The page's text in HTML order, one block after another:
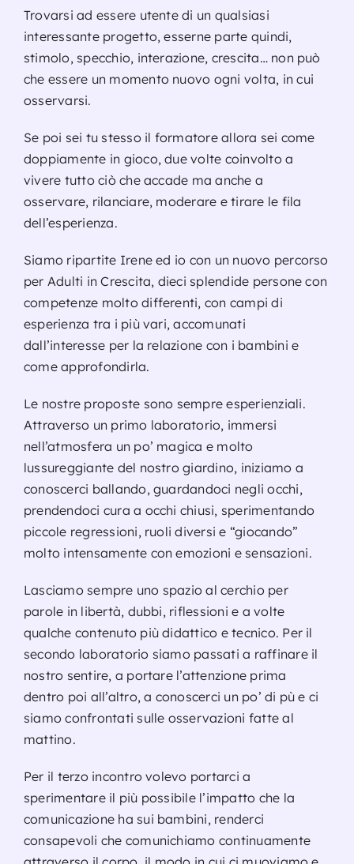
Trovarsi ad essere utente di un qualsiasi
interessante progetto, esserne parte quindi,
stimolo, specchio, interazione, crescita… non può
che essere un momento nuovo ogni volta, in cui
osservarsi.
Se poi sei tu stesso il formatore allora sei come
doppiamente in gioco, due volte coinvolto a
vivere tutto ciò che accade ma anche a
osservare, rilanciare, moderare e tirare le fila
dell’esperienza.
Siamo ripartite Irene ed io con un nuovo percorso
per Adulti in Crescita, dieci splendide persone con
competenze molto differenti, con campi di
esperienza tra i più vari, accomunati
dall’interesse per la relazione con i bambini e
come approfondirla.
Le nostre proposte sono sempre esperienziali.
Attraverso un primo laboratorio, immersi
nell’atmosfera un po’ magica e molto
lussureggiante del nostro giardino, iniziamo a
conoscerci ballando, guardandoci negli occhi,
prendendoci cura a occhi chiusi, sperimentando
piccole regressioni, ruoli diversi e “giocando”
molto intensamente con emozioni e sensazioni.
Lasciamo sempre uno spazio al cerchio per
parole in libertà, dubbi, riflessioni e a volte
qualche contenuto più didattico e tecnico. Per il
secondo laboratorio siamo passati a raffinare il
nostro sentire, a portare l’attenzione prima
dentro poi all’altro, a conoscerci un po’ di pù e ci
siamo confrontati sulle osservazioni fatte al
mattino.
Per il terzo incontro volevo portarci a
sperimentare il più possibile l’impatto che la
comunicazione ha sui bambini, renderci
consapevoli che comunichiamo continuamente